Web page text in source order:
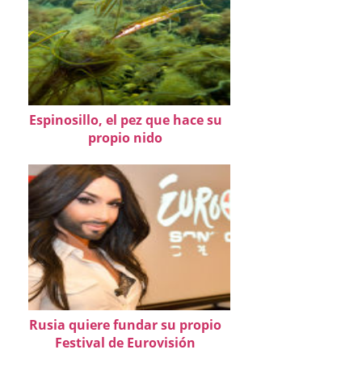
Espinosillo, el pez que hace su
propio nido
Rusia quiere fundar su propio
Festival de Eurovisión